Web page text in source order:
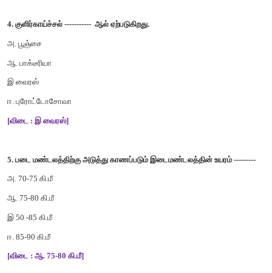
3. காற்றாலையானது ------ தயாரிக்கப் பயன்படுகிறது.
அ. வேதி ஆற்றல்
ஆ. இயந்திர ஆற்றல்
இ. மின் ஆற்றல்
4. குளிர்காய்ச்சல் ----------- ஆல் ஏற்படுகிறது.